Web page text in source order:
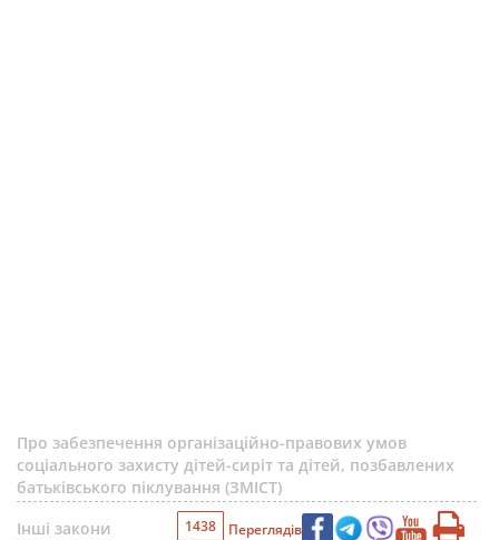
Про забезпечення організаційно-правових умов
соціального захисту дітей-сиріт та дітей, позбавлених
батьківського піклування (ЗМІСТ)
Інші закони
1438 Переглядів